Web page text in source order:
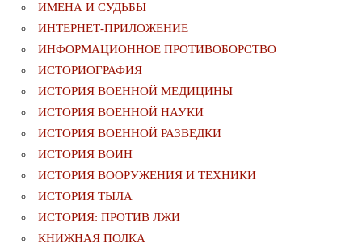
ИМЕНА И СУДЬБЫ
ИНТЕРНЕТ-ПРИЛОЖЕНИЕ
ИНФОРМАЦИОННОЕ ПРОТИВОБОРСТВО
ИСТОРИОГРАФИЯ
ИСТОРИЯ ВОЕННОЙ МЕДИЦИНЫ
ИСТОРИЯ ВОЕННОЙ НАУКИ
ИСТОРИЯ ВОЕННОЙ РАЗВЕДКИ
ИСТОРИЯ ВОИН
ИСТОРИЯ ВООРУЖЕНИЯ И ТЕХНИКИ
ИСТОРИЯ ТЫЛА
ИСТОРИЯ: ПРОТИВ ЛЖИ
КНИЖНАЯ ПОЛКА